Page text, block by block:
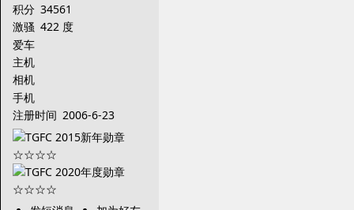
积分 34561
激骚 422 度
爱车
主机
相机
手机
注册时间 2006-6-23